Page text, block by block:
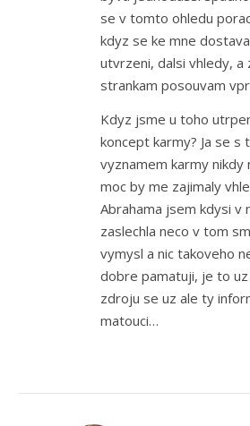
se v tomto ohledu
kdyz se ke mne
utvrzeni, dalsi vhledy,
strankam posouvam
Kdyz jsme u toho
koncept karmy? Ja se s
vyznamem karmy
moc by me zajimaly
Abrahama jsem kdysi v
zaslechla neco v tom
vymysl a nic takoveho
dobre pamatuji, je to
zdroju se uz ale ty
matouci…